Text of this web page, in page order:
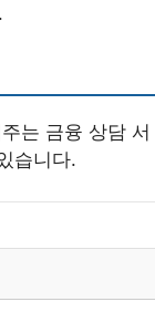
는 금융 상담 서
습니다.